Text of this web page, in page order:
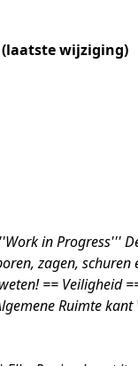
laatste wijziging
in Progress'''
zagen, schuren
== Veiligheid
Ruimte